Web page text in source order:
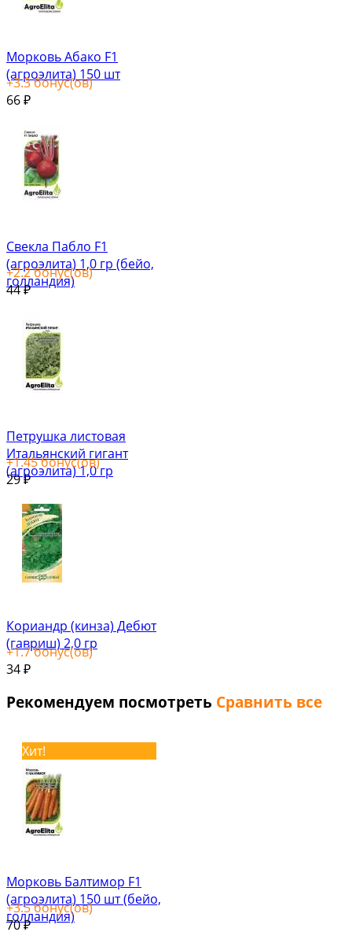
Морковь Абако F1
(агроэлита) 150 шт
+3.3бонус(ов)
66 ₽
Свекла Пабло F1
(агроэлита) 1,0 гр (бейо,
голландия)
+2.2бонус(ов)
44₽
Петрушка листовая
Итальянский гигант
(агроэлита) 1,0 гр
+1.45бонус(ов)
29₽
Кориандр (кинза) Дебют
(гавриш) 2,0 гр
+1.7бонус(ов)
34 ₽
Рекомендуем посмотреть Сравнить все
Хит!
Морковь Балтимор F1
(агроэлита) 150 шт (бейо,
голландия)
+3.5бонус(ов)
70₽